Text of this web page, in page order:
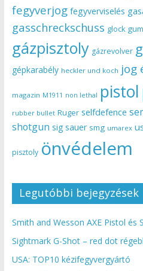
fegyverjog fegyverviselés
gasschreckschuss glock
gázpisztoly gázrevolver
gépkarabély heckler und koch jog
magazin M1911 non lethal pistol
rubber bullet Ruger selfdefence
shotgun sig sauer smg umarex
pisztoly önvédelem
Legutóbbi bejegyzések
Smith and Wesson AXE Pistol és
Sightmark G-Shot – red dot
USA: TOP10 kézifegyvergyártó